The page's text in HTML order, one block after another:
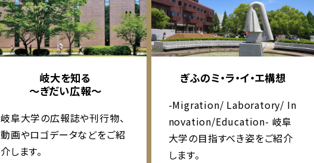
岐大を知る
～ぎだい広報～
岐阜大学の広報誌や刊行物、
動画やロゴデータなどをご紹
介します。
ぎふのミ・ラ・イ・エ構想
-Migration/ Laboratory/ In
novation/Education- 岐阜
大学の目指すべき姿をご紹介
します。